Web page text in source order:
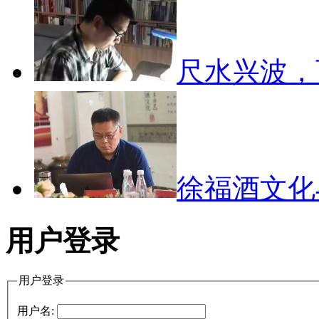
尺水兴波
徐福酒文
用户登录
用户登录
用户名: